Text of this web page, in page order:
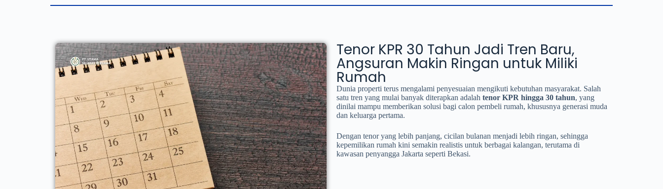
Tenor KPR 30 Tahun Jadi Tren Baru,
Angsuran Makin Ringan untuk Miliki
Rumah
Dunia properti terus mengalami penyesuaian mengikuti kebutuhan masyarakat. Salah
satu tren yang mulai banyak diterapkan adalah tenor KPR hingga 30 tahun, yang
dinilai mampu memberikan solusi bagi calon pembeli rumah, khususnya generasi muda
dan keluarga pertama.
Dengan tenor yang lebih panjang, cicilan bulanan menjadi lebih ringan, sehingga
kepemilikan rumah kini semakin realistis untuk berbagai kalangan, terutama di
kawasan penyangga Jakarta seperti Bekasi.